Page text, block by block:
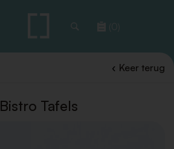
(0)
Keer terug
Bistro Tafels